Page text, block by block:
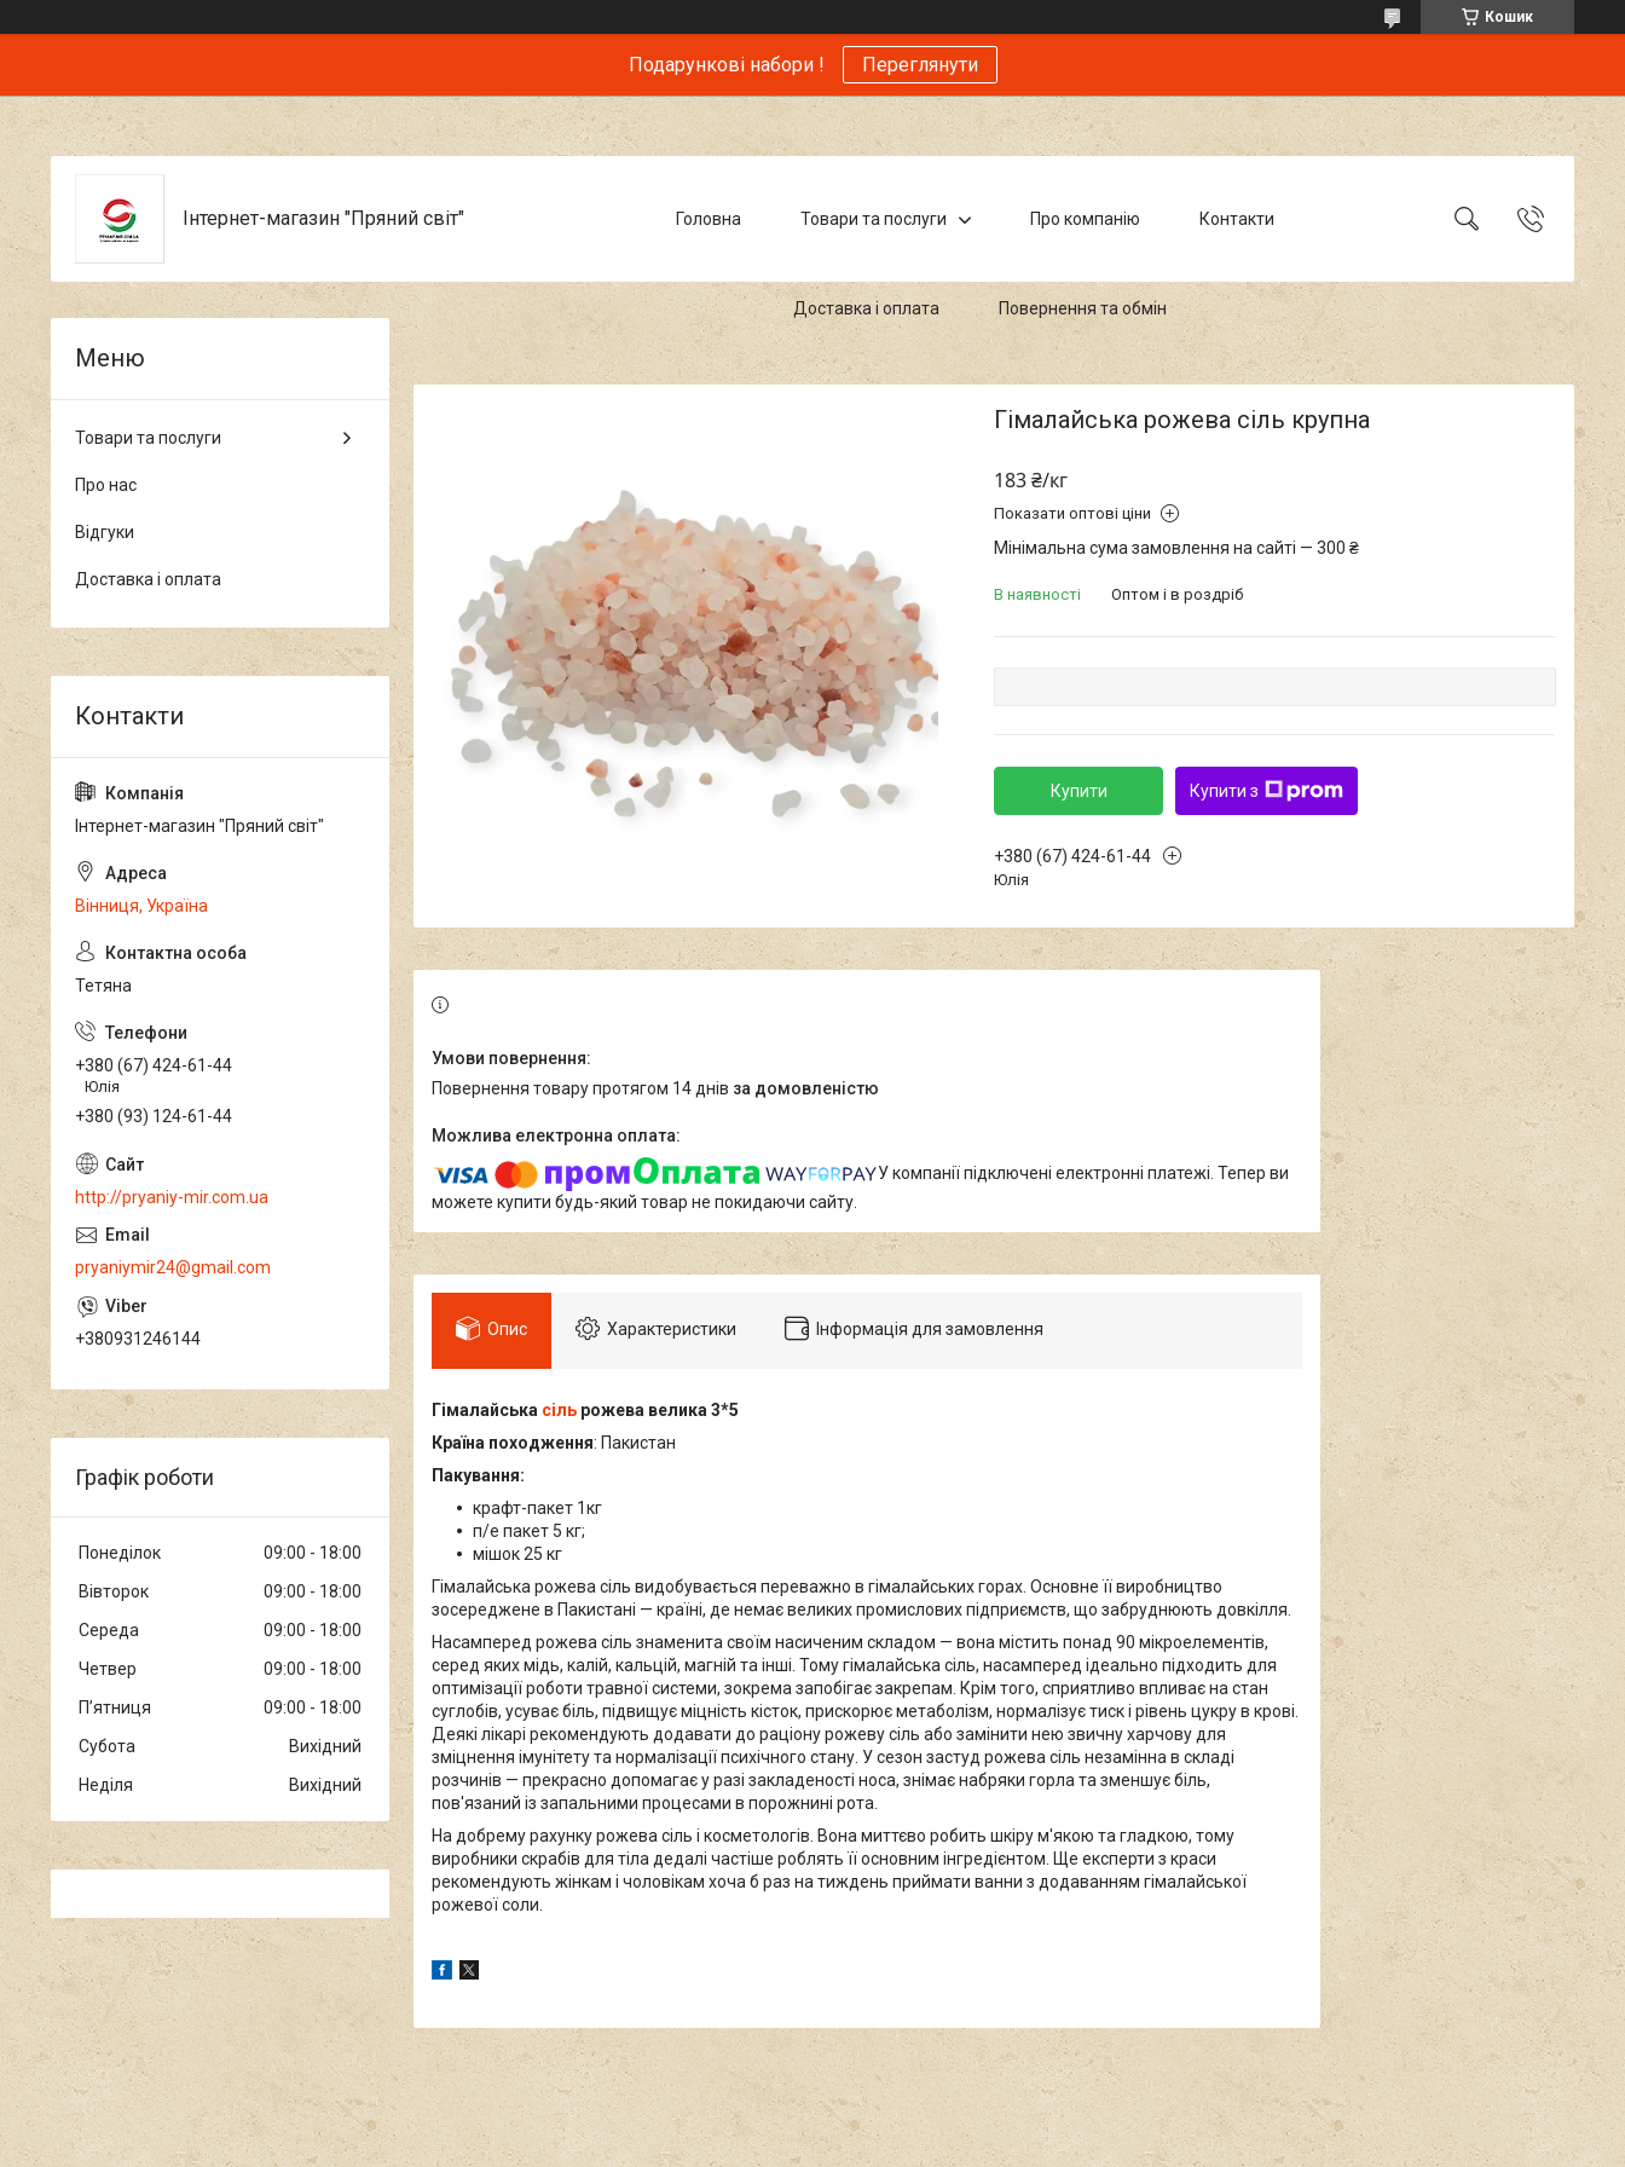
Кошик
Подарункові набори ! Переглянути
Інтернет-магазин "Пряний світ" Головна Товари та послуги Про компанію Контакти
Доставка і оплата Повернення та обмін
Гімалайська рожева сіль крупна
183 ₴/кг
Показати оптові ціни
Мінімальна сума замовлення на сайті — 300 ₴
В наявності Оптом і в роздріб
Купити Купити з
+380 (67) 424-61-44
Юлія
повернення товару протягом 14 днів за домовленістю
У компанії підключені електронні платежі. Тепер ви
можете купити будь-який товар не покидаючи сайту.
Опис Характеристики Інформація для замовлення
Гімалайська сіль рожева велика 3*5
Країна походження: Пакистан
Пакування:
крафт-пакет 1кг
п/е пакет 5 кг;
мішок 25 кг
Гімалайська рожева сіль видобувається переважно в гімалайських горах. Основне її виробництво
зосереджене в Пакистані — країні, де немає великих промислових підприємств, що забруднюють довкілля.
Насамперед рожева сіль знаменита своїм насиченим складом — вона містить понад 90 мікроелементів,
серед яких мідь, калій, кальцій, магній та інші. Тому гімалайська сіль, насамперед ідеально підходить для
оптимізації роботи травної системи, зокрема запобігає закрепам. Крім того, сприятливо впливає на стан
суглобів, усуває біль, підвищує міцність кісток, прискорює метаболізм, нормалізує тиск і рівень цукру в крові.
Деякі лікарі рекомендують додавати до раціону рожеву сіль або замінити нею звичну харчову для
зміцнення імунітету та нормалізації психічного стану. У сезон застуд рожева сіль незамінна в складі
розчинів — прекрасно допомагає у разі закладеності носа, знімає набряки горла та зменшує біль,
пов'язаний із запальними процесами в порожнині рота.
На добрему рахунку рожева сіль і косметологів. Вона миттєво робить шкіру м'якою та гладкою, тому
виробники скрабів для тіла дедалі частіше роблять її основним інгредієнтом. Ще експерти з краси
рекомендують жінкам і чоловікам хоча б раз на тиждень приймати ванни з додаванням гімалайської
рожевої соли.
Товари та послуги
Про нас
Відгуки
Доставка і оплата
Інтернет-магазин "Пряний світ"
Вінниця, Україна
Тетяна
+380 (67) 424-61-44
Юлія
+380 (93) 124-61-44
http://pryaniy-mir.com.ua
pryaniymir24@gmail.com
+380931246144
Графік роботи
Понеділок 09:00
18:00
Вівторок
09:00
18:00
Середа
09:00
18:00
Четвер
09:00
18:00
Пʼятниця
09:00
18:00
Субота
Вихідний
Неділя
Вихідний